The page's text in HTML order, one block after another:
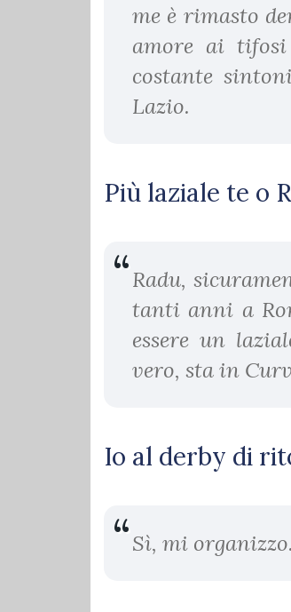
me è rimasto
amore ai
costante
Lazio.
Più laziale te o
Radu,
tanti anni a
essere un
vero, sta in
Io al derby di
Sì, mi